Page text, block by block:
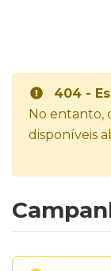
404 -
No entanto,
disponíveis